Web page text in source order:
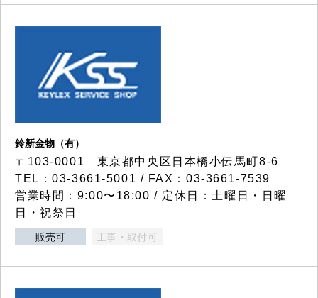
鈴新金物（有）
〒103-0001 東京都中央区日本橋小伝馬町8-6
TEL：03-3661-5001 / FAX：03-3661-7539
営業時間：9:00〜18:00 / 定休日：土曜日・日曜
日・祝祭日
販売可 工事・取付可